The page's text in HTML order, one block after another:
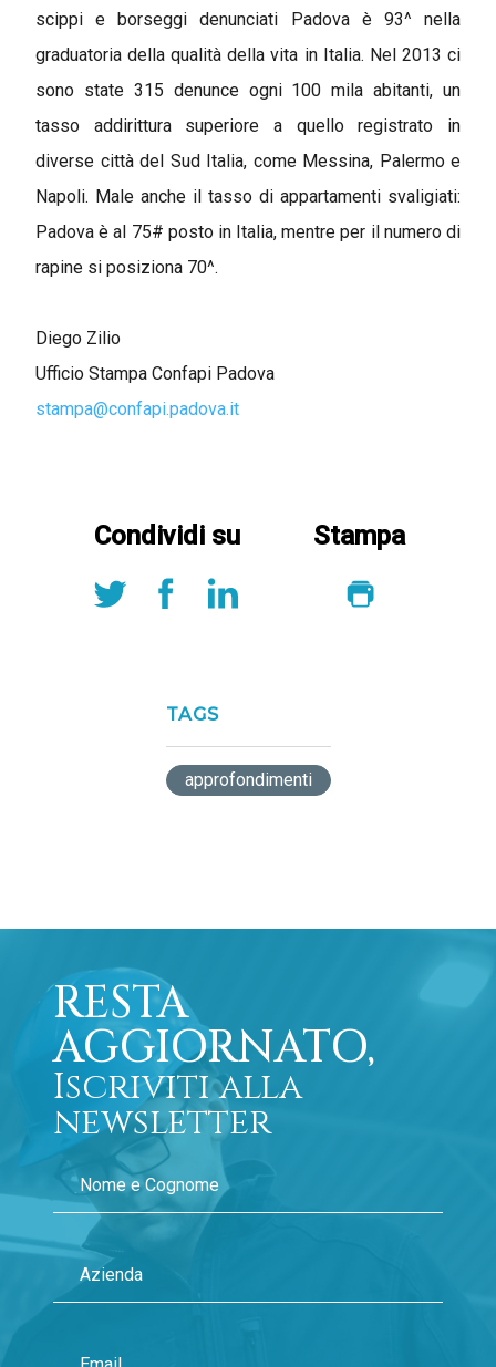
scippi e borseggi denunciati Padova è 93^ nella
graduatoria della qualità della vita in Italia. Nel 2013 ci
sono state 315 denunce ogni 100 mila abitanti, un
tasso addirittura superiore a quello registrato in
diverse città del Sud Italia, come Messina, Palermo e
Napoli. Male anche il tasso di appartamenti svaligiati:
Padova è al 75# posto in Italia, mentre per il numero di
rapine si posiziona 70^.
Diego Zilio
Ufficio Stampa Confapi Padova
stampa@confapi.padova.it
Condividi su Stampa
TAGS
approfondimenti
RESTA
AGGIORNATO,
Iscriviti alla
newsletter